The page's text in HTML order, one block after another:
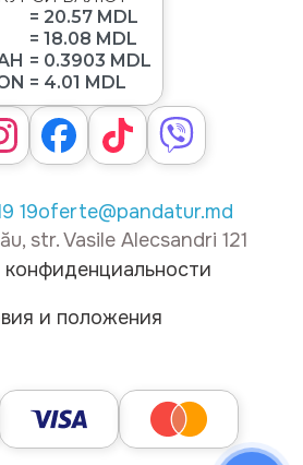
= 20.57 MDL
= 18.08 MDL
= 0.3903 MDL
= 4.01 MDL
19oferte@pandatur.md
str. Vasile Alecsandri 121
и положения